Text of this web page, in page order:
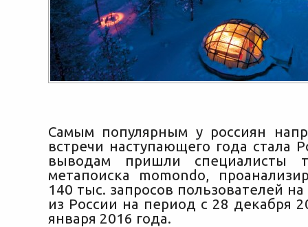
Самым популярным у россиян
встречи наступающего года стала
выводам пришли специалисты
метапоиска momondo,
140 тыс. запросов пользователей
из России на период с 28 декабря
января 2016 года.